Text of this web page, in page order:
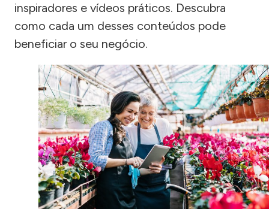
inspiradores e vídeos práticos. Descubra
como cada um desses conteúdos pode
beneficiar o seu negócio.